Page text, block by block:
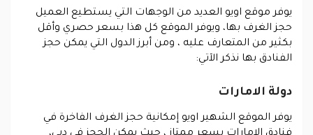
يوفر موقع اويو العديد من الوجهات التي يستطيع العميل
حجز الغرف بها، ويوفر الموقع كل هذا بسعر حصري وأقل
بكثير من المتعارف عليه ، ومن أبرز الدول التي يمكن حجز
الفنادق بها نذكر الآتي:
دولة الامارات
يوفر الموقع الشهير اويو إمكانية حجز الغرف الفاخرة في